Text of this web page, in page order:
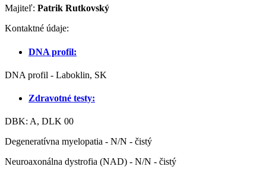
Majiteľ: Patrik Rutkovský
Kontaktné údaje:
DNA profil:
DNA profil - Laboklin, SK
Zdravotné testy:
DBK: A, DLK 00
Degeneratívna myelopatia - N/N - čistý
Neuroaxonálna dystrofia (NAD) - N/N - čistý